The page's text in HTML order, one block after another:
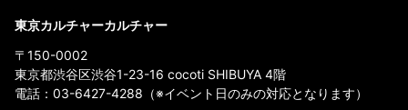
東京カルチャーカルチャー
〒150-0002
東京都渋谷区渋谷1-23-16 cocoti SHIBUYA 4階
電話： 03-6427-4288 （※イベント日のみの対応となります）